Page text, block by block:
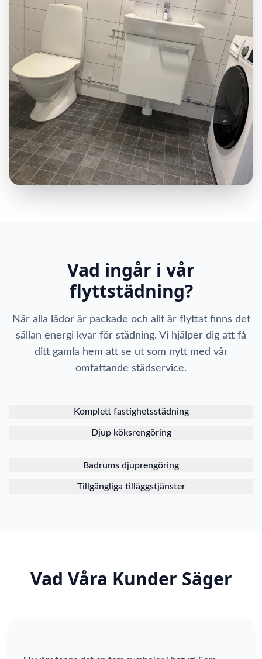
Vad ingår i vår
flyttstädning?
När alla lådor är packade och allt är flyttat finns det
sällan energi kvar för städning. Vi hjälper dig att få
ditt gamla hem att se ut som nytt med vår
omfattande städservice.
Komplett fastighetsstädning
Djup köksrengöring
Badrums djuprengöring
Tillgängliga tilläggstjänster
Vad Våra Kunder Säger